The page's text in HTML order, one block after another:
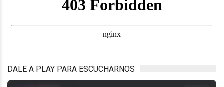
DALE A PLAY PARA ESCUCHARNOS